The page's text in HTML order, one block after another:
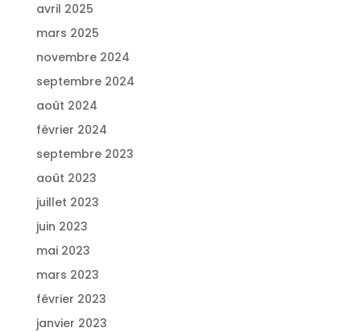
avril 2025
mars 2025
novembre 2024
septembre 2024
août 2024
février 2024
septembre 2023
août 2023
juillet 2023
juin 2023
mai 2023
mars 2023
février 2023
janvier 2023